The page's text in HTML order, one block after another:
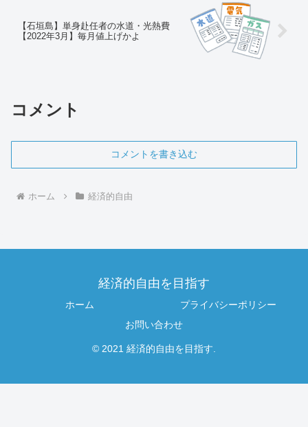
【石垣島】単身赴任者の水道・光熱費
【2022年3月】毎月値上げかよ
コメント
コメントを書き込む
ホーム 経済的自由
経済的自由を目指す
ホーム
プライバシーポリシー
お問い合わせ
© 2021 経済的自由を目指す.